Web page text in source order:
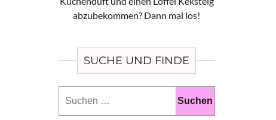
abzubekommen? Dann mal los!
SUCHE UND FINDE
nach: